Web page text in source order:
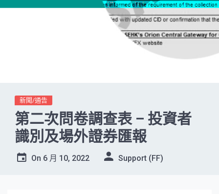
新聞/通告
第二次問卷調查表 – 投資者
識別及場外證券匯報
On 6 月 10, 2022 Support (FF)